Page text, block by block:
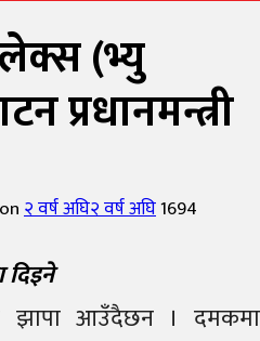
(भ्यु
प्रधानमन्त्री
२ वर्ष अघि२ वर्ष अघि1694
दिइने
झापा आउँदैछन । दमकमा